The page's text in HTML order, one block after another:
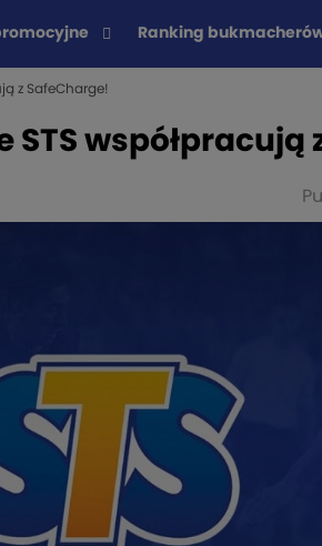
Ranking
z SafeCharge!
współpracują